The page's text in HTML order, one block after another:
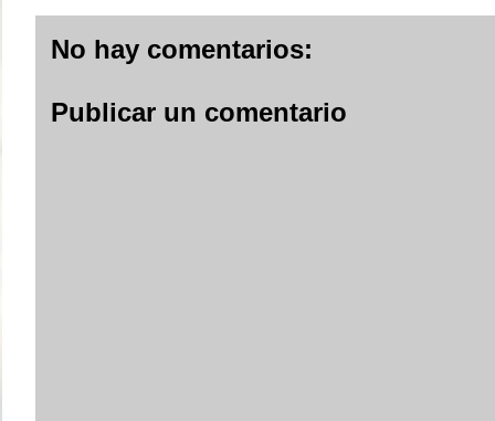
No hay comentarios:
Publicar un comentario